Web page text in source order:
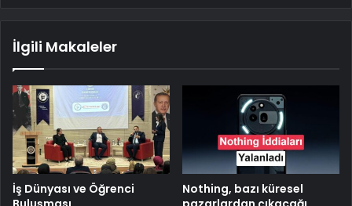
İlgili Makaleler
İş Dünyası ve Öğrenci
Nothing, bazı küresel